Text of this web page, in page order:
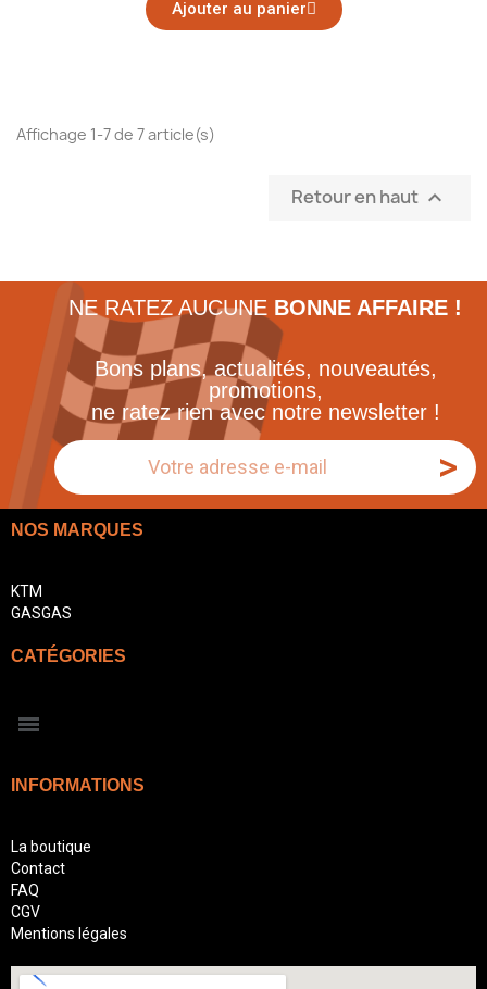
Ajouter au panier
Affichage 1-7 de 7 article(s)
Retour en haut 
NE RATEZ AUCUNE BONNE AFFAIRE !
Bons plans, actualités, nouveautés,
promotions,
ne ratez rien avec notre newsletter !
>
NOS MARQUES
KTM
GASGAS
CATÉGORIES
INFORMATIONS
La boutique
Contact
FAQ
CGV
Mentions légales